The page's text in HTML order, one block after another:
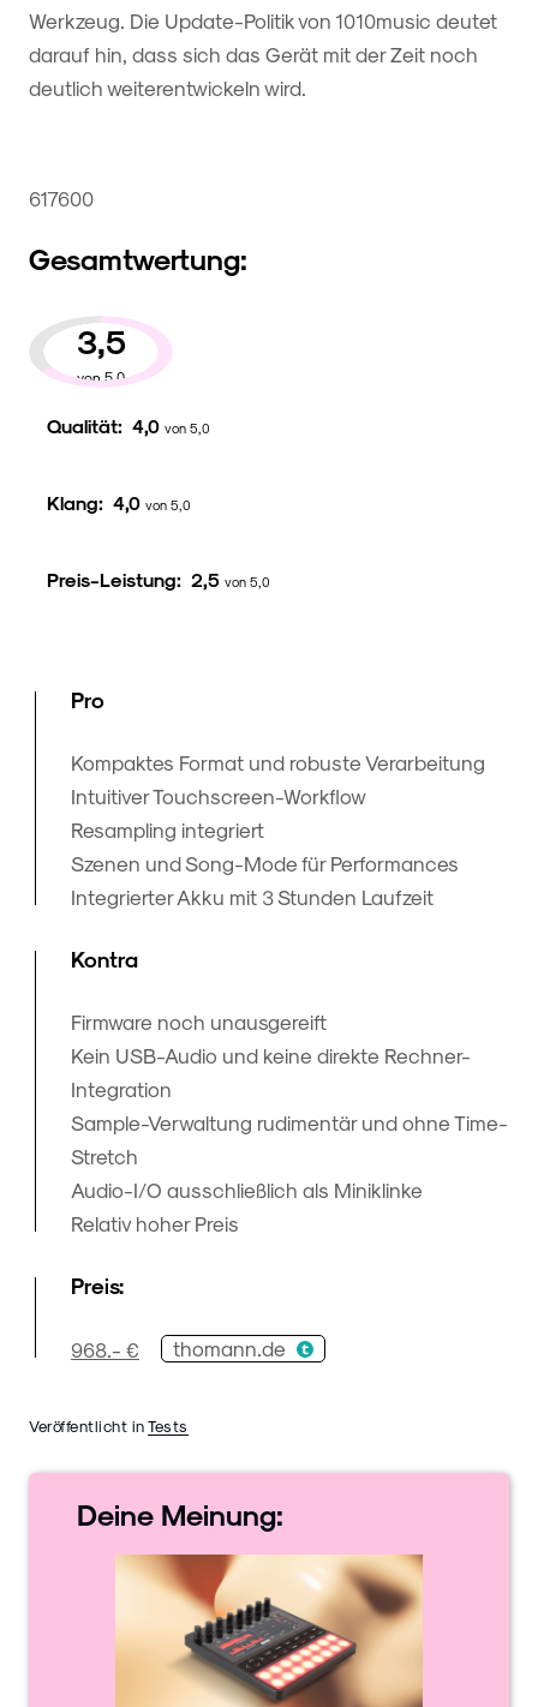
Werkzeug. Die Update-Politik von 1010music deutet
darauf hin, dass sich das Gerät mit der Zeit noch
deutlich weiterentwickeln wird.
617600
Gesamtwertung:
3,5
von 5,0
Qualität: 4,0 von 5,0
Klang: 4,0 von 5,0
Preis-Leistung: 2,5 von 5,0
Pro
Kompaktes Format und robuste Verarbeitung
Intuitiver Touchscreen-Workflow
Resampling integriert
Szenen und Song-Mode für Performances
Integrierter Akku mit 3 Stunden Laufzeit
Kontra
Firmware noch unausgereift
Kein USB-Audio und keine direkte Rechner-
Integration
Sample-Verwaltung rudimentär und ohne Time-
Stretch
Audio-I/O ausschließlich als Miniklinke
Relativ hoher Preis
Preis:
968.- € thomann.de
Veröffentlicht in Tests
Deine Meinung: